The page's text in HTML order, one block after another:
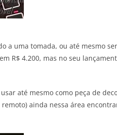
a uma tomada, ou até mesmo
R$ 4.200, mas no seu
até mesmo como peça de
ainda nessa área